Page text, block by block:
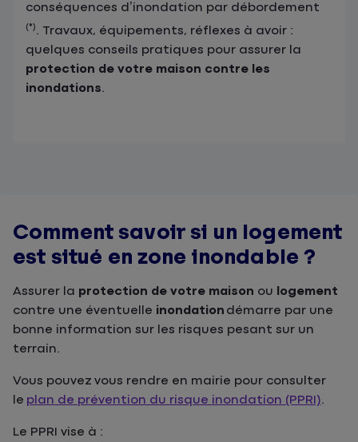
conséquences d’inondation par débordement
(*). Travaux, équipements, réflexes à avoir :
quelques conseils pratiques pour assurer la
protection de votre maison contre les
inondations.
Comment savoir si un logement
est situé en zone inondable ?
Assurer la protection de votre maison ou logement
contre une éventuelle inondation démarre par une
bonne information sur les risques pesant sur un
terrain.
Vous pouvez vous rendre en mairie pour consulter
e plan de prévention du risque inondation (PPRI).
Le PPRI vise à :